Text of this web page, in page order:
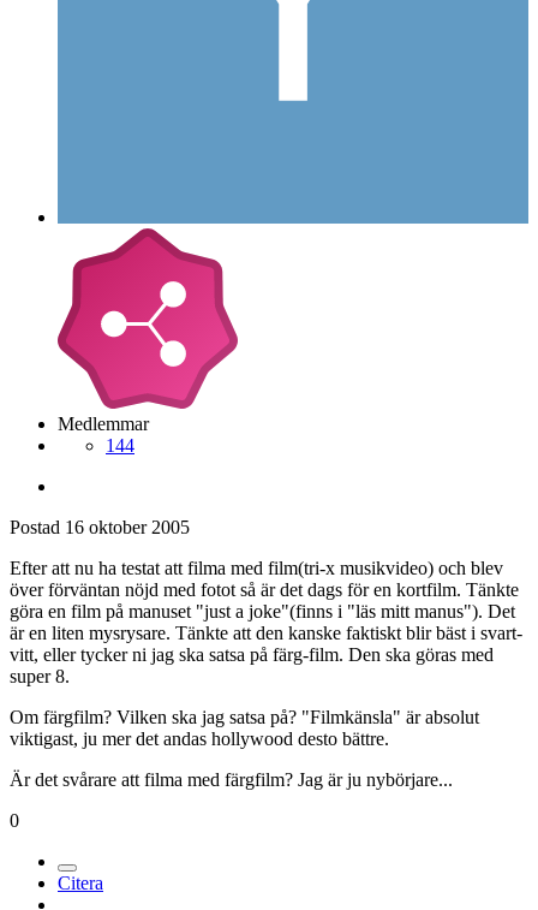
Medlemmar
144
Postad 16 oktober 2005
Efter att nu ha testat att filma med film(tri-x musikvideo) och blev
över förväntan nöjd med fotot så är det dags för en kortfilm. Tänkte
göra en film på manuset "just a joke"(finns i "läs mitt manus"). Det
är en liten mysrysare. Tänkte att den kanske faktiskt blir bäst i svart-
vitt, eller tycker ni jag ska satsa på färg-film. Den ska göras med
super 8.
Om färgfilm? Vilken ska jag satsa på? "Filmkänsla" är absolut
viktigast, ju mer det andas hollywood desto bättre.
Är det svårare att filma med färgfilm? Jag är ju nybörjare...
0
Citera